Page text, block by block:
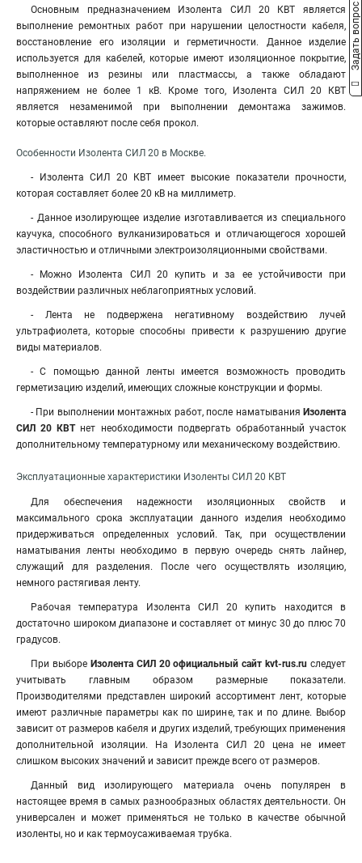
Основным предназначением Изолента СИЛ 20 КВТ является
выполнение ремонтных работ при нарушении целостности кабеля,
восстановление его изоляции и герметичности. Данное изделие
используется для кабелей, которые имеют изоляционное покрытие,
выполненное из резины или пластмассы, а также обладают
напряжением не более 1 кВ. Кроме того, Изолента СИЛ 20 КВТ
является незаменимой при выполнении демонтажа зажимов.
которые оставляют после себя прокол.
Особенности Изолента СИЛ 20 в Москве.
- Изолента СИЛ 20 КВТ имеет высокие показатели прочности,
которая составляет более 20 кВ на миллиметр.
- Данное изолирующее изделие изготавливается из специального
каучука, способного вулканизироваться и отличающегося хорошей
эластичностью и отличными электроизоляционными свойствами.
- Можно Изолента СИЛ 20 купить и за ее устойчивости при
воздействии различных неблагоприятных условий.
- Лента не подвержена негативному воздействию лучей
ультрафиолета, которые способны привести к разрушению другие
виды материалов.
- С помощью данной ленты имеется возможность проводить
герметизацию изделий, имеющих сложные конструкции и формы.
- При выполнении монтажных работ, после наматывания Изолента
СИЛ 20 КВТнет необходимости подвергать обработанный участок
дополнительному температурному или механическому воздействию.
Эксплуатационные характеристики Изоленты СИЛ 20 КВТ
Для обеспечения надежности изоляционных свойств и
максимального срока эксплуатации данного изделия необходимо
придерживаться определенных условий. Так, при осуществлении
наматывания ленты необходимо в первую очередь снять лайнер,
служащий для разделения. После чего осуществлять изоляцию,
немного растягивая ленту.
Рабочая температура Изолента СИЛ 20 купить находится в
достаточно широком диапазоне и составляет от минус 30 до плюс 70
градусов.
При выборе Изолента СИЛ 20 официальный сайт kvt-rus.ru следует
учитывать главным образом размерные показатели.
Производителями представлен широкий ассортимент лент, которые
имеют различные параметры как по ширине, так и по длине. Выбор
зависит от размеров кабеля и других изделий, требующих применения
дополнительной изоляции. На Изолента СИЛ 20 цена не имеет
слишком высоких значений и зависит прежде всего от размеров.
Данный вид изолирующего материала очень популярен в
настоящее время в самых разнообразных областях деятельности. Он
универсален и может применяться не только в качестве обычной
изоленты, но и как термоусаживаемая трубка.
Задать вопрос